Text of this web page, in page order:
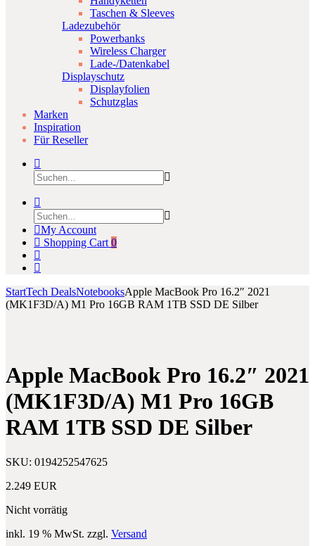
Taschen & Sleeves
Ladezubehör
Powerbanks
Wireless Charger
Lade-/Datenkabel
Displayschutz
Displayfolien
Schutzglas
Marken
Inspiration
Für Reseller
My Account
Shopping Cart 0
StartTech DealsNotebooksApple MacBook Pro 16.2″ 2021
(MK1F3D/A) M1 Pro 16GB RAM 1TB SSD DE Silber
(5.Gen)
M1
10.9″
WiFi
+
Cellular
Starlight
(3.Gen)
512GB
WiFi
+
Cellular
Space
Apple MacBook Pro 16.2″ 2021
(MK1F3D/A) M1 Pro 16GB
RAM 1TB SSD DE Silber
SKU: 0194252547625
2.249 EUR
Nicht vorrätig
inkl. 19 % MwSt. zzgl. Versand